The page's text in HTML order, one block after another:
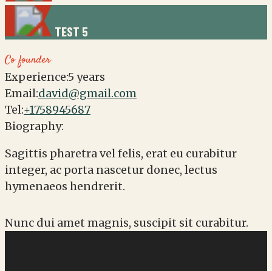
TEST 5
Co founder
Experience:5 years
Email:david@gmail.com
Tel:+1758945687
Biography:
Sagittis pharetra vel felis, erat eu curabitur
integer, ac porta nascetur donec, lectus
hymenaeos hendrerit.
Nunc dui amet magnis, suscipit sit curabitur.